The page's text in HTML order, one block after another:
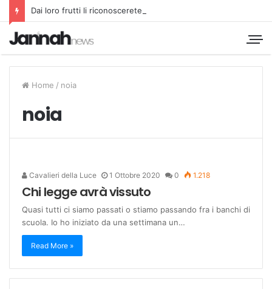
Dai loro frutti li riconoscerete
Home / noia
noia
Cavalieri della Luce 1 Ottobre 2020 0 1.218
Chi legge avrà vissuto
Quasi tutti ci siamo passati o stiamo passando fra i banchi di
scuola. Io ho iniziato da una settimana un…
Read More »